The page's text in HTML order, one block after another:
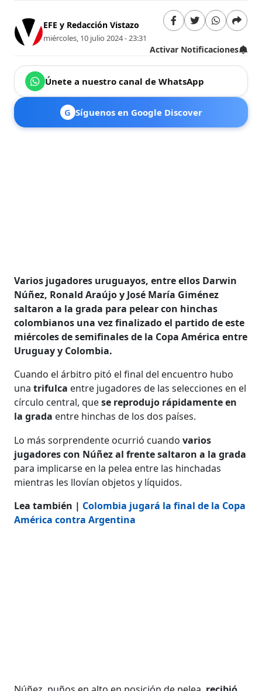
EFE y Redacción Vistazo
miércoles, 10 julio 2024 - 23:31
Activar Notificaciones
Únete a nuestro canal de WhatsApp
G Síguenos en Google Discover
Varios jugadores uruguayos, entre ellos Darwin
Núñez, Ronald Araújo y José María Giménez
saltaron a la grada para pelear con hinchas
colombianos una vez finalizado el partido de este
miércoles de semifinales de la Copa América entre
Uruguay y Colombia.
Cuando el árbitro pitó el final del encuentro hubo
unatrifulca entre jugadores de las selecciones en el
círculo central, quese reprodujo rápidamente en
la grada entre hinchas de los dos países.
Lo más sorprendente ocurrió cuandovarios
jugadores con Núñez al frente saltaron a la grada
para implicarse en la pelea entre las hinchadas
mientras les llovían objetos y líquidos.
Lea también | Colombia jugará la final de la Copa
América contra Argentina